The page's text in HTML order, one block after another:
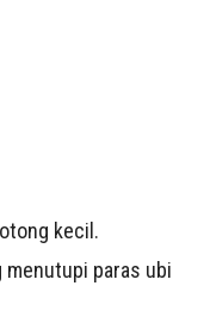
kecil.
menutupi paras ubi